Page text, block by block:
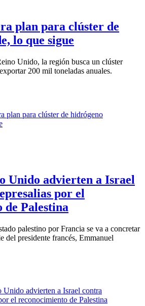
plan para clúster de
lo que sigue
Unido, la región busca un clúster
200 mil toneladas anuales.
Unido advierten a Israel
por el
de Palestina
palestino por Francia se va a concretar
del presidente francés, Emmanuel